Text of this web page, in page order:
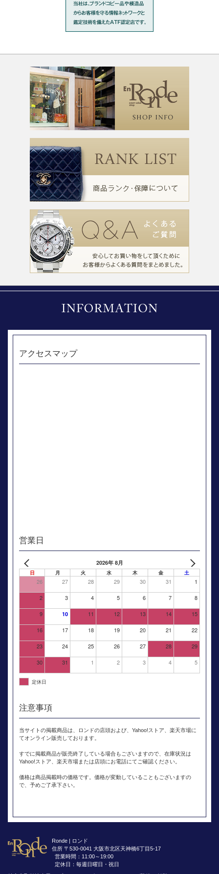
アクセスマップ
営業日
2026年 8月
日 月 火 水 木 金 土
26 27 28 29 30 31 1
2 3 4 5 6 7 8
9 10 11 12 13 14 15
16 17 18 19 20 21 22
23 24 25 26 27 28 29
30 31 1 2 3 4 5
定休日
注意事項
当サイトの掲載商品は、ロンドの店頭および、Yahoo!ストア、楽天市場に
てオンライン販売しております。
すでに掲載商品が販売終了している場合もございますので、在庫状況は
Yahoo!ストア、楽天市場または店頭にお電話にてご確認ください。
価格は商品掲載時の価格です。価格が変動していることもございますの
で、予めご了承下さい。
Ronde | ロンド
住所 〒530-0041 大阪市北区天神橋6丁目5-17
営業時間：11:00～19:00
定休日：毎週日曜日・祝日